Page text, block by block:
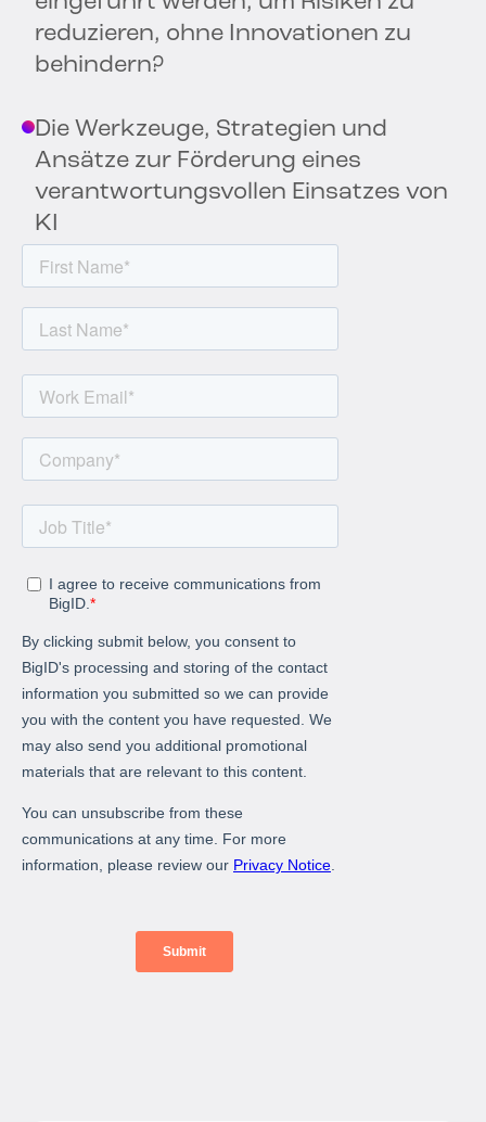
reduzieren, ohne Innovationen zu
behindern?
Die Werkzeuge, Strategien und
Ansätze zur Förderung eines
verantwortungsvollen Einsatzes von
KI